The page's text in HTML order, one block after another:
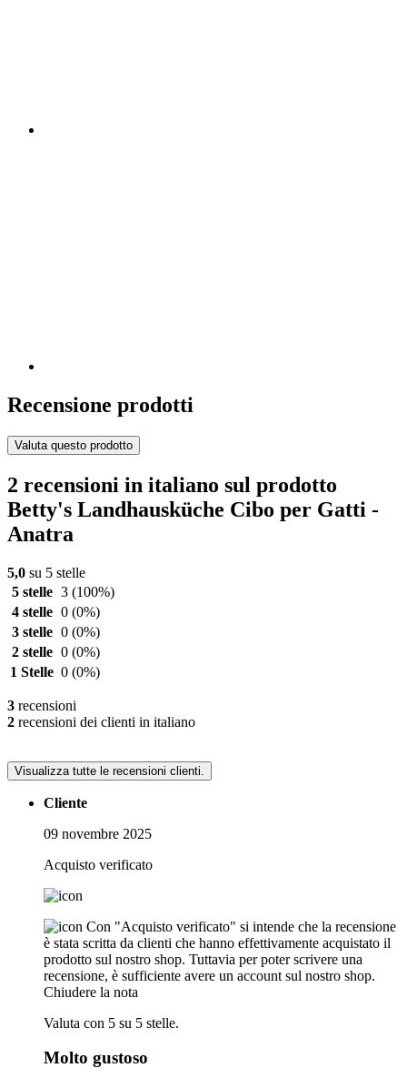
Recensione prodotti
Valuta questo prodotto
2 recensioni in italiano sul prodotto
Betty's Landhausküche Cibo per Gatti -
Anatra
5,0 su 5 stelle
5 stelle 3 (100%)
4 stelle 0 (0%)
3 stelle 0 (0%)
2 stelle 0 (0%)
1 Stelle 0 (0%)
3 recensioni
2 recensioni dei clienti in italiano
Visualizza tutte le recensioni clienti.
Cliente
09 novembre 2025
Acquisto verificato
Con "Acquisto verificato" si intende che la recensione
è stata scritta da clienti che hanno effettivamente acquistato il
prodotto sul nostro shop. Tuttavia per poter scrivere una
recensione, è sufficiente avere un account sul nostro shop.
Chiudere la nota
Valuta con 5 su 5 stelle.
Molto gustoso